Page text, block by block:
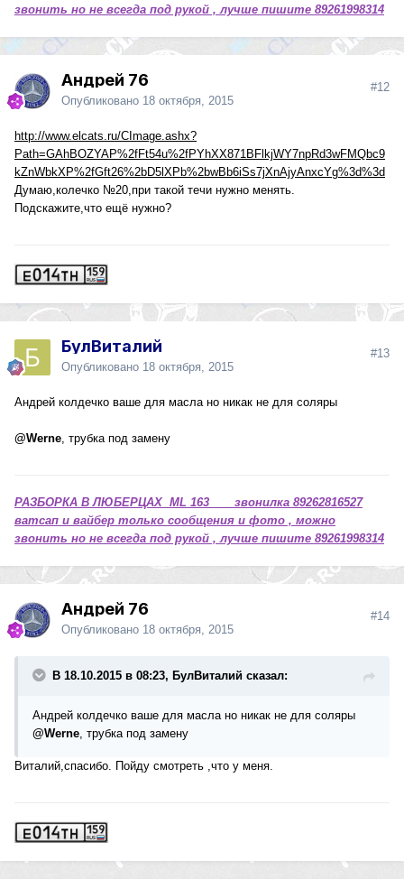
звонить но не всегда под рукой , лучше пишите 89261998314
Андрей 76
Опубликовано 18 октября, 2015
#12
http://www.elcats.ru/CImage.ashx?
Path=GAhBOZYAP%2fFt54u%2fPYhXX871BFlkjWY7npRd3wFMQbc9
kZnWbkXP%2fGft26%2bD5lXPb%2bwBb6iSs7jXnAjyAnxcYg%3d%3d
Думаю,колечко №20,при такой течи нужно менять.
Подскажите,что ещё нужно?
БулВиталий
Опубликовано 18 октября, 2015
#13
Андрей колдечко ваше для масла но никак не для соляры
@Werne, трубка под замену
РАЗБОРКА В ЛЮБЕРЦАХ ML 163 звонилка 89262816527
ватсап и вайбер только сообщения и фото , можно
звонить но не всегда под рукой , лучше пишите 89261998314
Андрей 76
Опубликовано 18 октября, 2015
#14
В 18.10.2015 в 08:23, БулВиталий сказал:
Андрей колдечко ваше для масла но никак не для соляры
@Werne, трубка под замену
Виталий,спасибо. Пойду смотреть ,что у меня.